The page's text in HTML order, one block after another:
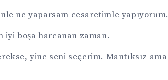
ne yaparsam cesaretimle yapıyorum.
boşa harcanan zaman.
yine seni seçerim. Mantıksız ama